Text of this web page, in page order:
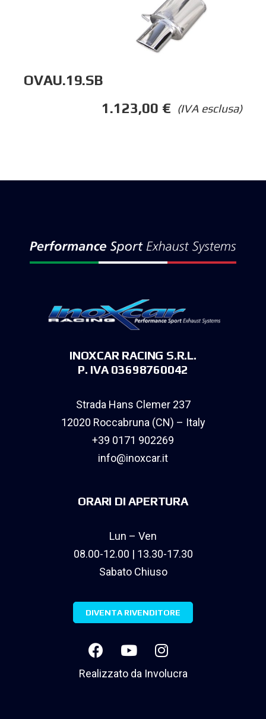
OVAU.19.SB
(IVA esclusa)
1.123,00 €
INOXCAR RACING S.R.L.
P. IVA 03698760042
Strada Hans Clemer 237
12020 Roccabruna (CN) – Italy
+39 0171 902269
info@inoxcar.it
ORARI DI APERTURA
Lun – Ven
08.00-12.00 | 13.30-17.30
Sabato Chiuso
DIVENTA RIVENDITORE
Realizzato da Involucra